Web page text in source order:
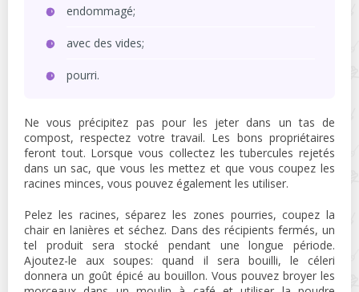
endommagé;
avec des vides;
pourri.
Ne vous précipitez pas pour les jeter dans un tas de
compost, respectez votre travail. Les bons propriétaires
feront tout. Lorsque vous collectez les tubercules rejetés
dans un sac, que vous les mettez et que vous coupez les
racines minces, vous pouvez également les utiliser.
Pelez les racines, séparez les zones pourries, coupez la
chair en lanières et séchez. Dans des récipients fermés, un
tel produit sera stocké pendant une longue période.
Ajoutez-le aux soupes: quand il sera bouilli, le céleri
donnera un goût épicé au bouillon. Vous pouvez broyer les